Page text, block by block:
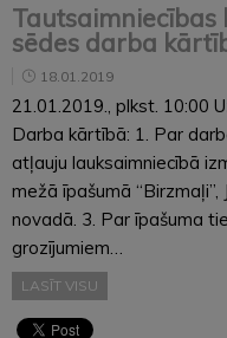
Tautsaimniecības
sēdes darba
18.01.2019
21.01.2019., plkst. 10:00
Darba kārtībā: 1. Par
atļauju lauksaimniecībā
mežā īpašumā
novadā. 3. Par īpašuma
grozījumiem…
LASĪT VISU